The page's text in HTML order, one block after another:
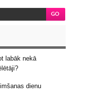
labāk nekā
dienu